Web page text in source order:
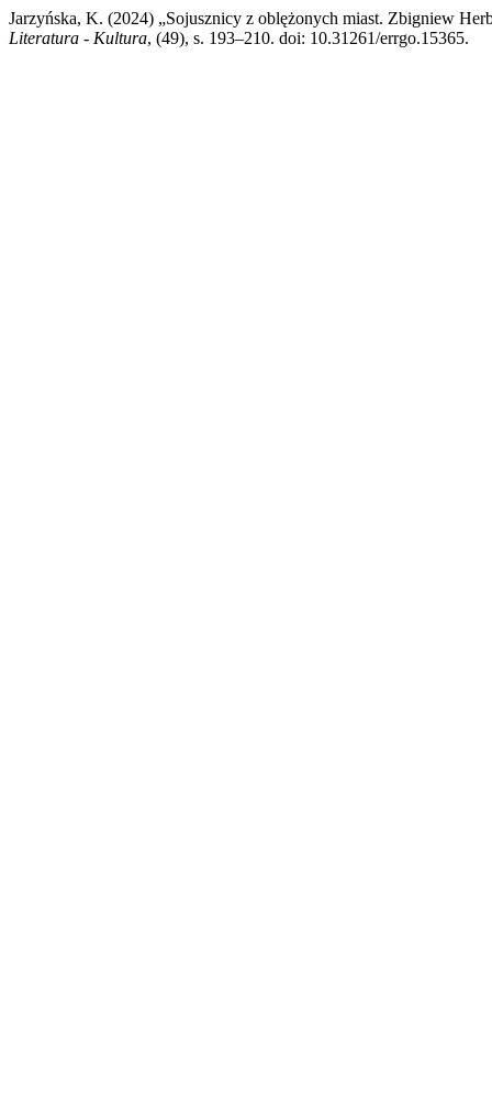
Jarzyńska, K. (2024) „Sojusznicy z oblężonych miast. Zbigniew
Literatura - Kultura, (49), s. 193–210. doi: 10.31261/errgo.15365.